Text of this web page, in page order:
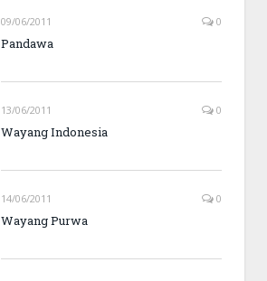
09/06/2011 0
Pandawa
13/06/2011 0
Wayang Indonesia
14/06/2011 0
Wayang Purwa